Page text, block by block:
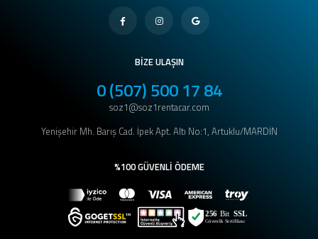
BİZE ULAŞIN
0 (507) 500 17 84
soz1@soz1rentacar.com
Yenişehir Mh. Barış Cad. İpek Apt. Altı No:1, Artuklu/MARDİN
%100 GÜVENLİ ÖDEME